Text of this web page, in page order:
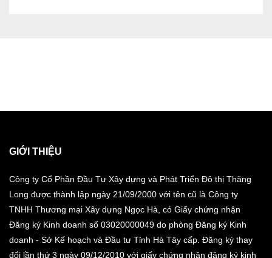
GIỚI THIỆU
Công ty Cổ Phần Đầu Tư Xây dựng và Phát Triển Đô thị Thăng
Long được thành lập ngày 21/09/2000 với tên cũ là Công ty
TNHH Thương mại Xây dựng Ngọc Hà, có Giấy chứng nhận
Đăng ký Kinh doanh số 03020000049 do phòng Đăng ký Kinh
doanh - Sở Kế hoạch và Đầu tư Tỉnh Hà Tây cấp. Đăng ký thay
đổi lần thứ 3 ngày 09/12/2010 với giấy chứng nhận đăng ký kinh